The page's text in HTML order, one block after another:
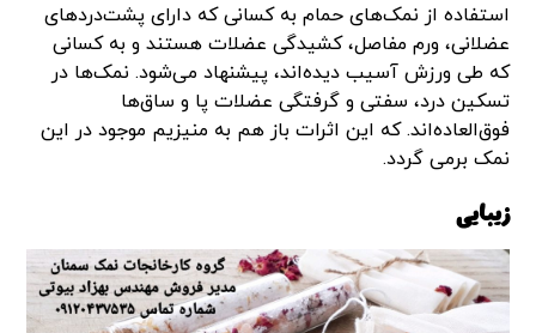
استفاده از نمک‌های حمام به کسانی که دارای پشت‌دردهای
عضلانی، ورم مفاصل، کشیدگی عضلات هستند و به کسانی
که طی ورزش آسیب دیده‌اند، پیشنهاد می‌شود. نمک‌ها در
تسکین درد، سفتی و گرفتگی عضلات پا و ساق‌ها
فوق‌العاده‌اند. که این اثرات باز هم به منیزیم موجود در این
نمک برمی گردد.
زیبایی